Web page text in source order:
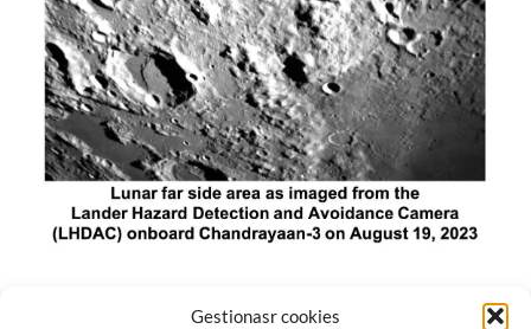
Gestionasr cookies